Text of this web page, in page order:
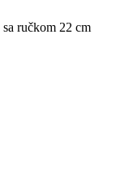
ručkom 22 cm